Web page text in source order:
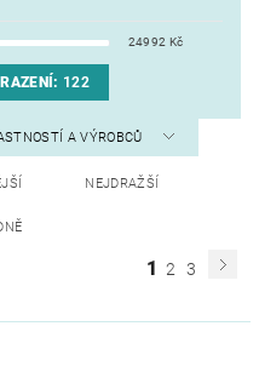
24992 Kč
122
A VÝROBCŮ
NEJDRAŽŠÍ
1 2 3